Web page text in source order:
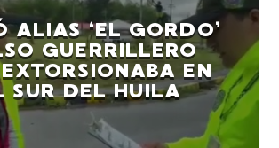
ALIAS ‘EL GORDO’
GUERRILLERO
EN
SUR DEL HUILA